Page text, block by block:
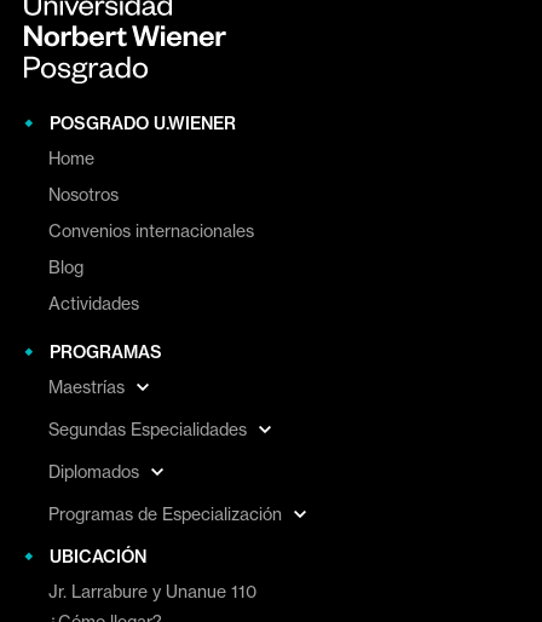
POSGRADO U.WIENER
Home
Nosotros
Convenios internacionales
Blog
Actividades
PROGRAMAS
Maestrías
Segundas Especialidades
Diplomados
Programas de Especialización
UBICACIÓN
Jr. Larrabure y Unanue 110